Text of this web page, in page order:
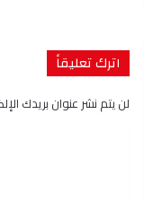
اترك تعليقاً
لن يتم نشر عنوان بريدك